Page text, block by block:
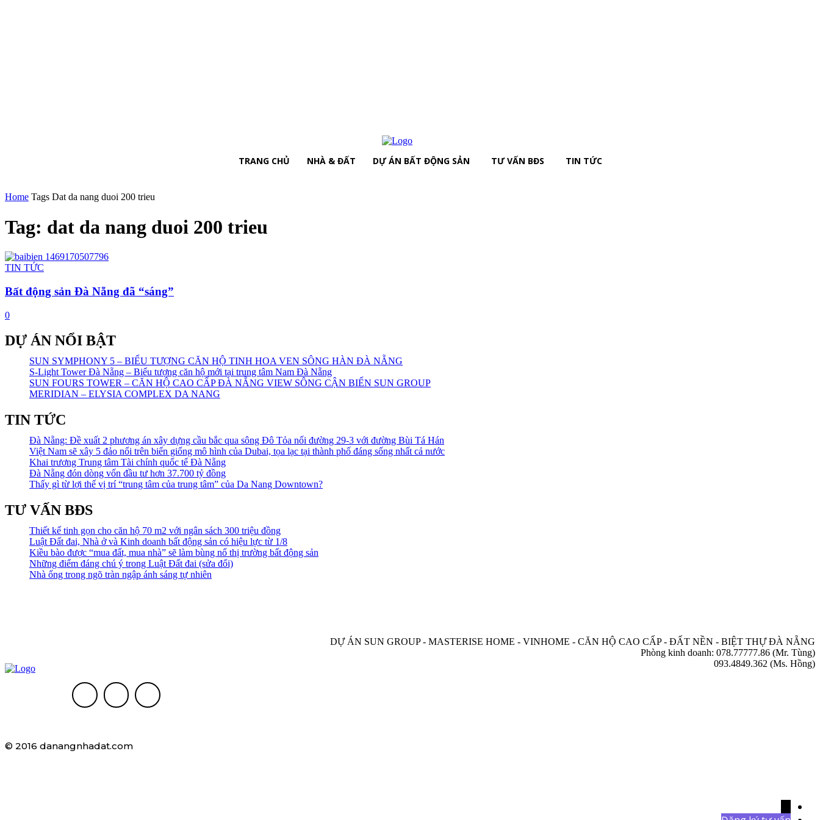
TRANG CHỦ NHÀ & ĐẤT DỰ ÁN BẤT ĐỘNG SẢN TƯ VẤN BĐS TIN TỨC
Home Tags Dat da nang duoi 200 trieu
Tag: dat da nang duoi 200 trieu
TIN TỨC
Bất động sản Đà Nẵng đã “sáng”
0
DỰ ÁN NỔI BẬT
SUN SYMPHONY 5 – BIỂU TƯỢNG CĂN HỘ TINH HOA VEN SÔNG HÀN ĐÀ NẴNG
S-Light Tower Đà Nẵng – Biểu tượng căn hộ mới tại trung tâm Nam Đà Nẵng
SUN FOURS TOWER – CĂN HỘ CAO CẤP ĐÀ NẴNG VIEW SÔNG CẬN BIỂN SUN GROUP
MERIDIAN – ELYSIA COMPLEX DA NANG
TIN TỨC
Đà Nẵng: Đề xuất 2 phương án xây dựng cầu bắc qua sông Đô Tỏa nối đường 29-3 với đường Bùi Tá Hán
Việt Nam sẽ xây 5 đảo nổi trên biển giống mô hình của Dubai, tọa lạc tại thành phố đáng sống nhất cả nước
Khai trương Trung tâm Tài chính quốc tế Đà Nẵng
Đà Nẵng đón dòng vốn đầu tư hơn 37.700 tỷ đồng
Thấy gì từ lợi thế vị trí “trung tâm của trung tâm” của Da Nang Downtown?
TƯ VẤN BĐS
Thiết kế tinh gọn cho căn hộ 70 m2 với ngân sách 300 triệu đồng
Luật Đất đai, Nhà ở và Kinh doanh bất động sản có hiệu lực từ 1/8
Kiều bào được “mua đất, mua nhà” sẽ làm bùng nổ thị trường bất động sản
Những điểm đáng chú ý trong Luật Đất đai (sửa đổi)
Nhà ống trong ngõ tràn ngập ánh sáng tự nhiên
DỰ ÁN SUN GROUP - MASTERISE HOME - VINHOME - CĂN HỘ CAO CẤP - ĐẤT NỀN - BIỆT THỰ ĐÀ NẴNG
Phòng kinh doanh: 078.77777.86 (Mr. Tùng)
093.4849.362 (Ms. Hồng)
© 2016 danangnhadat.com